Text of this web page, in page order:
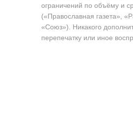
ограничений по объёму и
(«Православная газета»,
«Союз»). Никакого
перепечатку или иное